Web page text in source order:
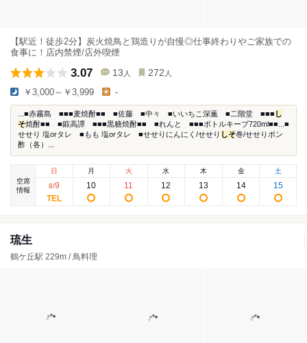
【駅近！徒歩2分】炭火焼鳥と鶏造りが自慢◎仕事終わりやご家族での
食事に！店内禁煙/店外喫煙
3.07 13 人 272 人
￥3,000～￥3,999 -
...■赤霧島 ■■■麦焼酎■■ ■佐藤 ■中々 ■いいちこ深薫 ■二階堂 ■■■ し
そ焼酎■■ ■鍛高譚 ■■■黒糖焼酎■■ ■れんと ■■■ボトルキープ720ml■■...■
せせり 塩orタレ ■もも 塩orタレ ■せせりにんにく/せせり しそ巻/せせりポン
酢（各）...
空席
情報
日
8/9
月
10
火
11
水
12
木
13
金
14
土
15
琉生
鶴ケ丘駅 229m / 鳥料理